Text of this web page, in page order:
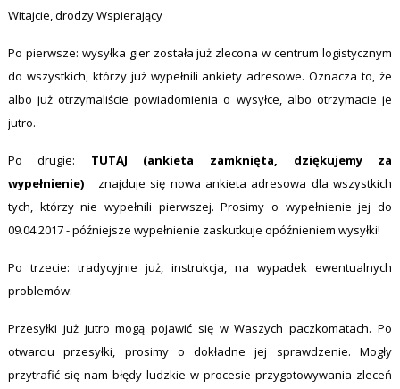
Witajcie, drodzy Wspierający
Po pierwsze: wysyłka gier została już zlecona w centrum logistycznym
do wszystkich, którzy już wypełnili ankiety adresowe. Oznacza to, że
albo już otrzymaliście powiadomienia o wysyłce, albo otrzymacie je
jutro.
Po drugie:
TUTAJ (ankieta zamknięta, dziękujemy za
wypełnienie)
znajduje się nowa ankieta adresowa dla wszystkich
tych, którzy nie wypełnili pierwszej. Prosimy o wypełnienie jej do
09.04.2017 - późniejsze wypełnienie zaskutkuje opóźnieniem wysyłki!
Po trzecie: tradycyjnie już, instrukcja, na wypadek ewentualnych
problemów:
Przesyłki już jutro mogą pojawić się w Waszych paczkomatach. Po
otwarciu przesyłki, prosimy o dokładne jej sprawdzenie. Mogły
przytrafić się nam błędy ludzkie w procesie przygotowywania zleceń